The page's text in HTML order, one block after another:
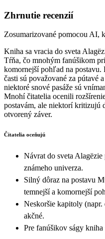
Zhrnutie recenzií
Zosumarizované pomocou AI,
Kniha sa vracia do sveta
Tŕňa, čo mnohým fanúšikom
komornejší pohľad na postavu.
časti sú považované za pútavé
niektoré snové pasáže sú
Mnohí čitatelia ocenili
postavám, ale niektorí kritizujú
otvorený záver.
Čitatelia oceňujú
Návrat do sveta
známeho univerza.
Silný dôraz na postavu
temnejší a komornejší
Neskoršie kapitoly
akčné.
Pre fanúšikov ságy